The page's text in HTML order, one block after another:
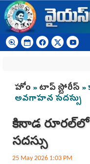
Skip to main content
You are here
హోం »టాప్ స్టోరీస్
అవగాహన సదస్సు
కాకినాడ
సదస్సు
25 May 2026 1:03 PM